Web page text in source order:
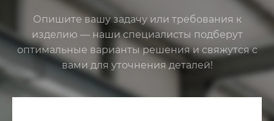
Опишите вашу задачу или требования к
изделию — наши специалисты подберут
оптимальные варианты решения и свяжутся с
вами для уточнения деталей!